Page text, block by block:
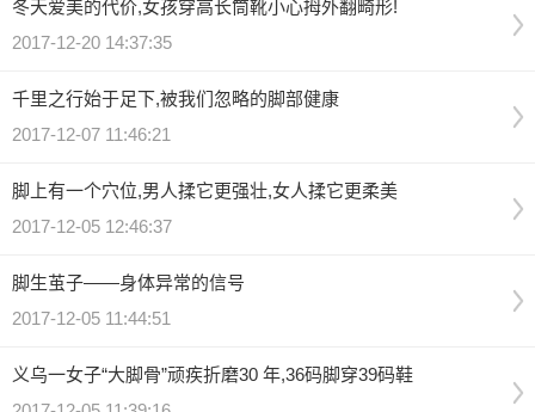
冬天爱美的代价,女孩穿高长筒靴小心拇外翻畸形!
2017-12-20 14:37:35
千里之行始于足下,被我们忽略的脚部健康
2017-12-07 11:46:21
脚上有一个穴位,男人揉它更强壮,女人揉它更柔美
2017-12-05 12:46:37
脚生茧子——身体异常的信号
2017-12-05 11:44:51
义乌一女子“大脚骨”顽疾折磨30 年,36码脚穿39码鞋